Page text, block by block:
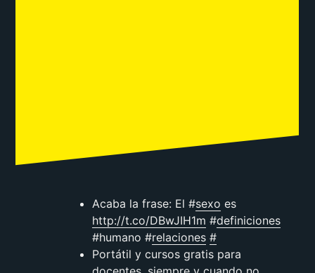
Acaba la frase: El #sexo es
http://t.co/DBwJIH1m #definiciones
#humano #relaciones #
Portátil y cursos gratis para